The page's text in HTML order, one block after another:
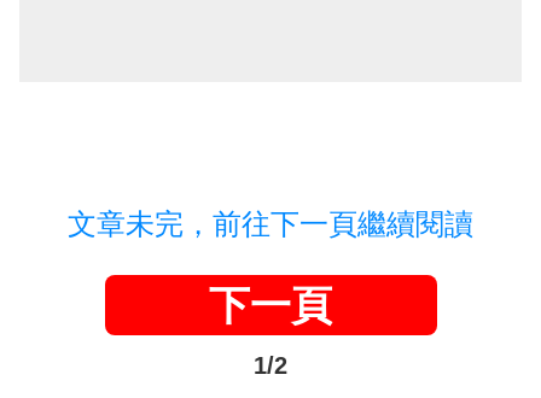
文章未完，前往下一頁繼續閱讀
下一頁
1/2